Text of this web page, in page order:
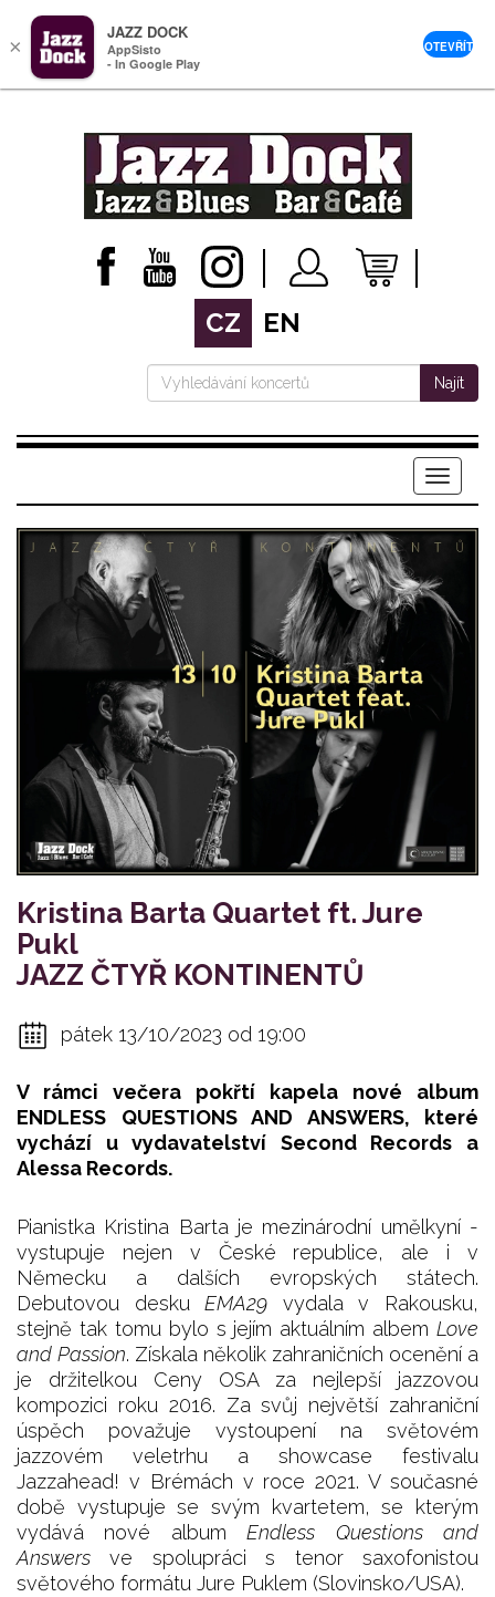
CZ EN
Najít
Menu
Kristina Barta Quartet ft. Jure
Pukl
JAZZ ČTYŘ KONTINENTŮ
pátek 13/10/2023 od 19:00
V rámci večera pokřtí kapela nové album
ENDLESS QUESTIONS AND ANSWERS, které
vychází u vydavatelství Second Records a
Alessa Records.
Pianistka Kristina Barta je mezinárodní umělkyní -
vystupuje nejen v České republice, ale i v
Německu a dalších evropských státech.
Debutovou deskuEMA29 vydala v Rakousku,
stejně tak tomu bylo s jejím aktuálním albem Love
and Passion. Získala několik zahraničních ocenění a
je držitelkou Ceny OSA za nejlepší jazzovou
kompozici roku 2016. Za svůj největší zahraniční
úspěch považuje vystoupení na světovém
jazzovém veletrhu a showcase festivalu
Jazzahead! v Brémách v roce 2021. V současné
době vystupuje se svým kvartetem, se kterým
vydává nové albumEndless Questions and
Answers ve spolupráci s tenor saxofonistou
světového formátu Jure Puklem (Slovinsko/USA).
×
JAZZ DOCK
AppSisto
- In Google Play
OTEVŘÍT